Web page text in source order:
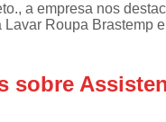
Instalações
Manutenções
de fogão
a empresa nos
Roupa Brastemp
sobre